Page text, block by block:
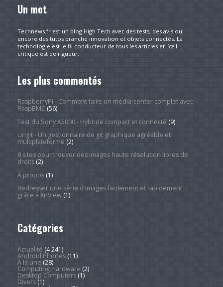
Un mot
Technews.fr est un blog High Tech avec des tests, des avis ou
encore des tutos branché innovation et objets connectés. La
technologie est le fil conducteur de tous les articles et l’œil
critique est de rigueur.
Les plus commentés
RaspberryPi - Comment faire un média-center complet avec
RaspBMC(56)
Test du Sony A5000 - Hybride compact et connecté (9)
Ungit - Un gestionnaire de git graphique agréable et
multiplateforme (2)
8 sites pour trouver des images haute résolution libres de
droits(2)
À propos(1)
Redresser une série d'images facilement et rapidement
grâce à XnView(1)
Catégories
Actualité (4 241)
Android Phones(11)
À la une (28)
Computing Hardware (2)
Desktop Computers(1)
Divers(1)